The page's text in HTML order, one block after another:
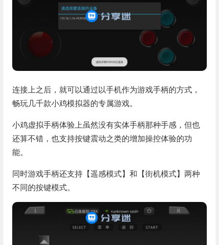
连接上之后，就可以通过以手机作为游戏手柄的方式，
畅玩几千款小鸡模拟器的专属游戏。
小鸡虚拟手柄体验上虽然没有实体手柄那种手感，但也
还算不错，也支持按键震动之类的增加操控体验的功
能。
同时游戏手柄还支持【遥感模式】和【街机模式】两种
不同的按键模式。